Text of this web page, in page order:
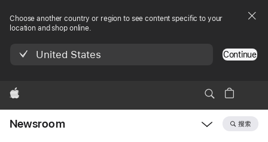
Choose another country or region to see content specific to your
location and shop online.
United States Continue
Apple
Newsroom 搜索